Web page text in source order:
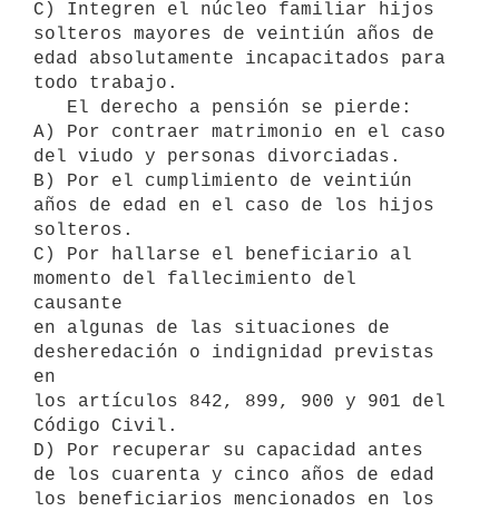
C) Integren el núcleo familiar hijos
solteros mayores de veintiún años de
edad absolutamente incapacitados para
todo trabajo.
A) Por contraer matrimonio en el caso
del viudo y personas divorciadas.
B) Por el cumplimiento de veintiún
años de edad en el caso de los hijos
solteros.
C) Por hallarse el beneficiario al
momento del fallecimiento del
causante
en algunas de las situaciones de
desheredación o indignidad previstas
en
los artículos 842, 899, 900 y 901 del
Código Civil.
D) Por recuperar su capacidad antes
de los cuarenta y cinco años de edad
los beneficiarios mencionados en los